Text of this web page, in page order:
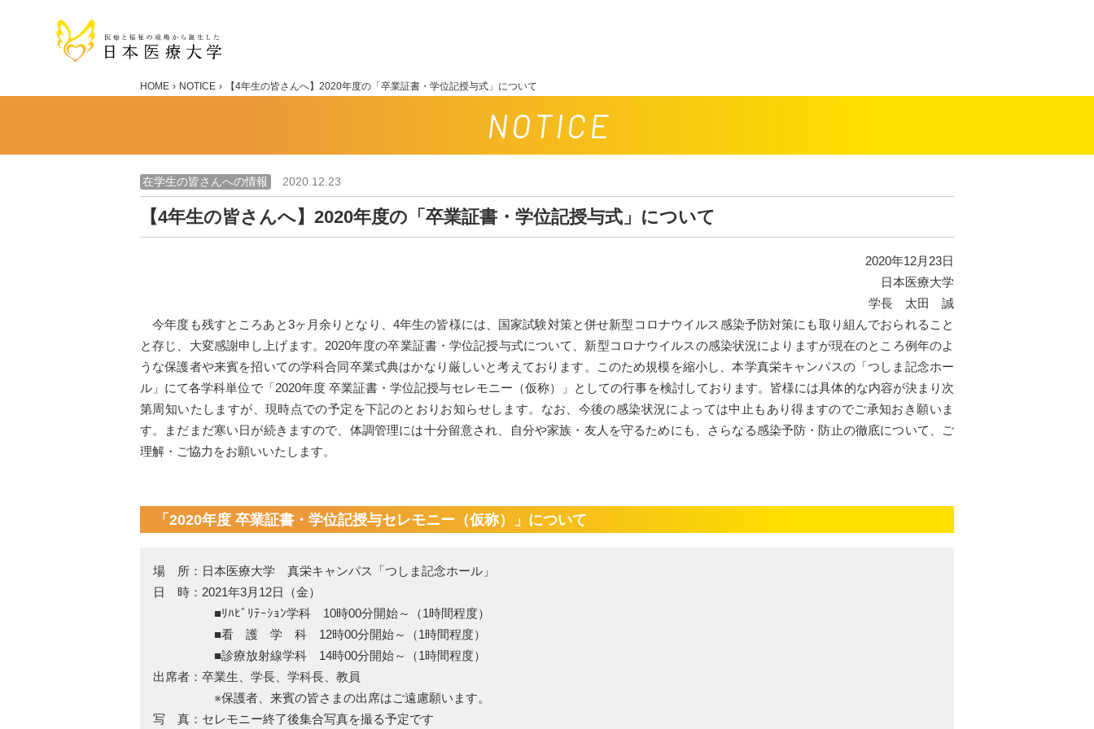
HOME NOTICE 【4年生の皆さんへ】2020年度の「卒業証書・学位記授与式」について
NOTICE
在学生の皆さんへの情報 2020.12.23
【4年生の皆さんへ】2020年度の「卒業証書・学位記授与式」について
2020年12月23日
日本医療大学
学長 太田 誠
今年度も残すところあと3ヶ月余りとなり、4年生の皆様には、国家試験対策と併せ新型コロナウイルス感染予防対策にも取り組んでおられること
と存じ、大変感謝申し上げます。2020年度の卒業証書・学位記授与式について、新型コロナウイルスの感染状況によりますが現在のところ例年のよ
うな保護者や来賓を招いての学科合同卒業式典はかなり厳しいと考えております。このため規模を縮小し、本学真栄キャンパスの「つしま記念ホー
ル」にて各学科単位で「2020年度 卒業証書・学位記授与セレモニー（仮称）」としての行事を検討しております。皆様には具体的な内容が決まり次
第周知いたしますが、現時点での予定を下記のとおりお知らせします。なお、今後の感染状況によっては中止もあり得ますのでご承知おき願いま
す。まだまだ寒い日が続きますので、体調管理には十分留意され、自分や家族・友人を守るためにも、さらなる感染予防・防止の徹底について、ご
理解・ご協力をお願いいたします。
「2020年度 卒業証書・学位記授与セレモニー（仮称）」について
場 所：日本医療大学 真栄キャンパス「つしま記念ホール」
日 時：2021年3月12日（金）
■ﾘﾊﾋﾞﾘﾃｰｼｮﾝ学科 10時00分開始～（1時間程度）
■看 護 学 科 12時00分開始～（1時間程度）
■診療放射線学科 14時00分開始～（1時間程度）
出席者：卒業生、学長、学科長、教員
※保護者、来賓の皆さまの出席はご遠慮願います。
写 真：セレモニー終了後集合写真を撮る予定です